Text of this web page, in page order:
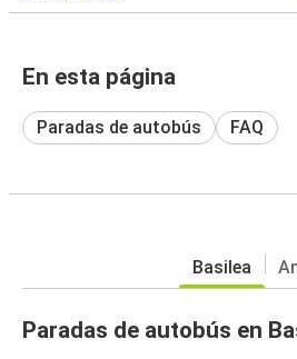
En esta página
Paradas de autobús FAQ
Basilea
Paradas de autobús en